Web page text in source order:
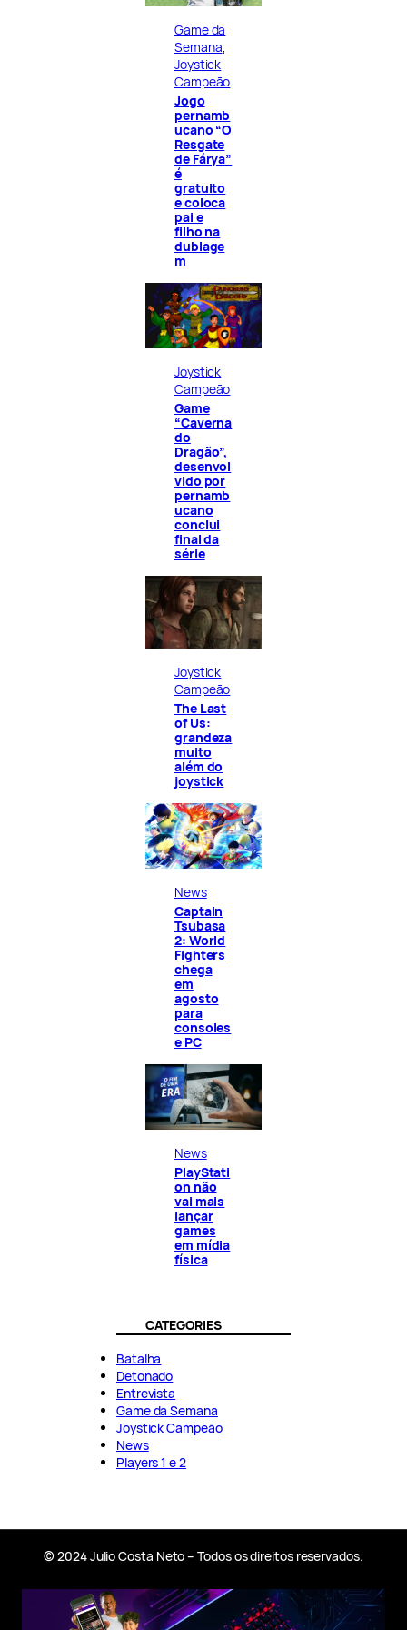
Game da
Semana
Joystick
Campeão
Jogo
pernamb
ucano “O
Resgate
de Fárya”
é
gratuito
e coloca
pai e
filho na
dublage
m
Joystick
Campeão
Game
“Caverna
do
Dragão”,
desenvol
vido por
pernamb
ucano
conclui
final da
série
Joystick
Campeão
The Last
of Us:
grandeza
muito
além do
joystick
News
Captain
Tsubasa
2: World
Fighters
chega
em
agosto
para
consoles
e PC
News
PlayStati
on não
vai mais
lançar
games
em mídia
física
CATEGORIES
Batalha
Detonado
Entrevista
Game da Semana
Joystick Campeão
News
Players 1 e 2
© 2024 Julio Costa Neto – Todos os direitos reservados.